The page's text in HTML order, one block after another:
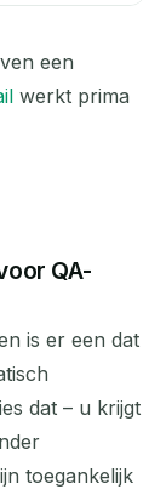
een
werkt prima
QA-
is er een dat
dat – u krijgt
toegankelijk